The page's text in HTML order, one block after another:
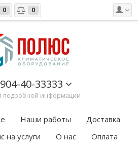
0 0
40-33333
подробной информации
Наши работы
Доставка
на услуги О нас
Оплата